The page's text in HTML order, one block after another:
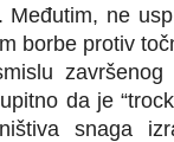
Međutim, ne
borbe protiv
da je
snaga